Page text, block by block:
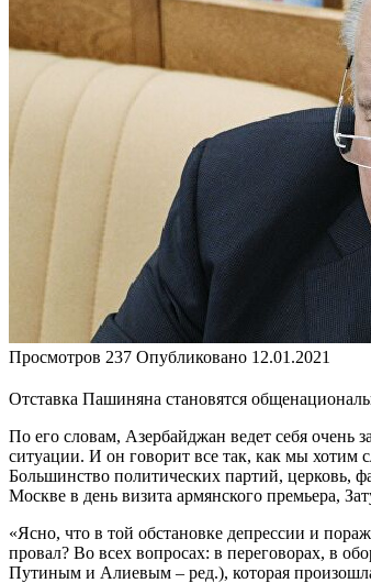
Просмотров 237 Опубликовано 12.01.2021
Отставка Пашиняна становятся
По его словам, Азербайджан ведет себя очень
ситуации. И он говорит все так, как мы хотим
Большинство политических партий, церковь,
Москве в день визита армянского премьера,
«Ясно, что в той обстановке депрессии и
провал? Во всех вопросах: в переговорах, в
Путиным и Алиевым – ред.), которая